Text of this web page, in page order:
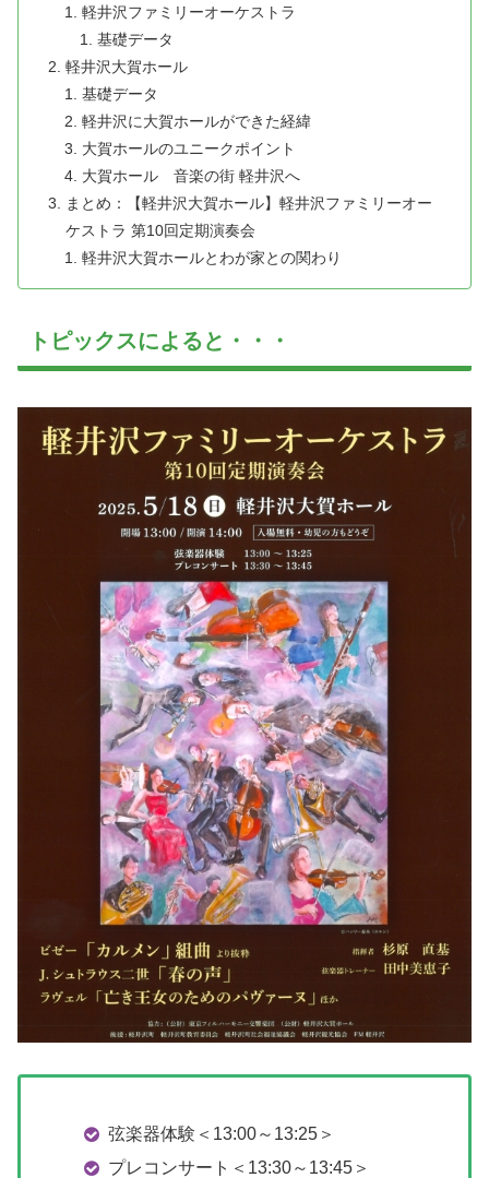
軽井沢ファミリーオーケストラ
基礎データ
軽井沢大賀ホール
基礎データ
軽井沢に大賀ホールができた経緯
大賀ホールのユニークポイント
大賀ホール 音楽の街 軽井沢へ
まとめ：【軽井沢大賀ホール】軽井沢ファミリーオー
ケストラ 第10回定期演奏会
軽井沢大賀ホールとわが家との関わり
トピックスによると・・・
弦楽器体験＜13:00～13:25＞
プレコンサート＜13:30～13:45＞